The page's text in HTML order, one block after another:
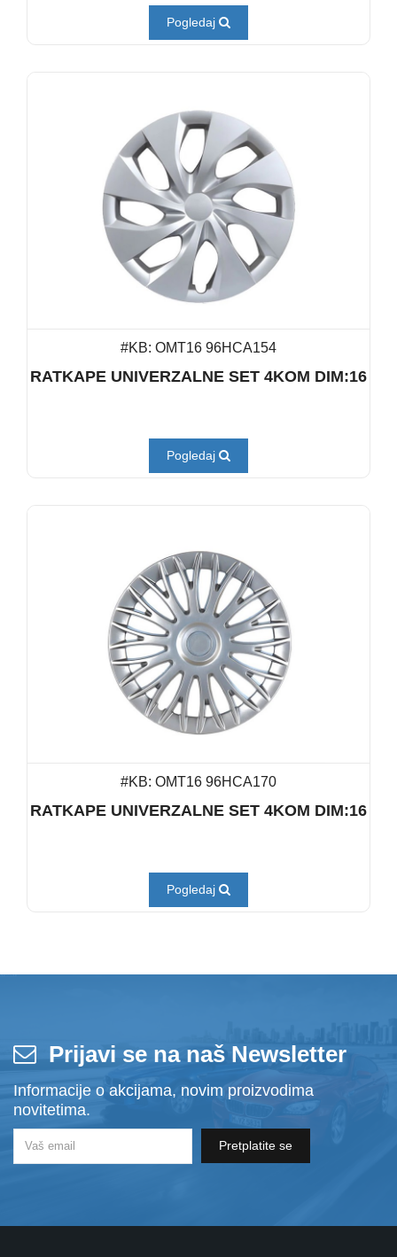
Pogledaj
#KB: OMT16 96HCA154
RATKAPE UNIVERZALNE SET 4KOM DIM:16
Pogledaj
#KB: OMT16 96HCA170
RATKAPE UNIVERZALNE SET 4KOM DIM:16
Pogledaj
Prijavi se na naš Newsletter
Informacije o akcijama, novim proizvodima
novitetima.
Pretplatite se